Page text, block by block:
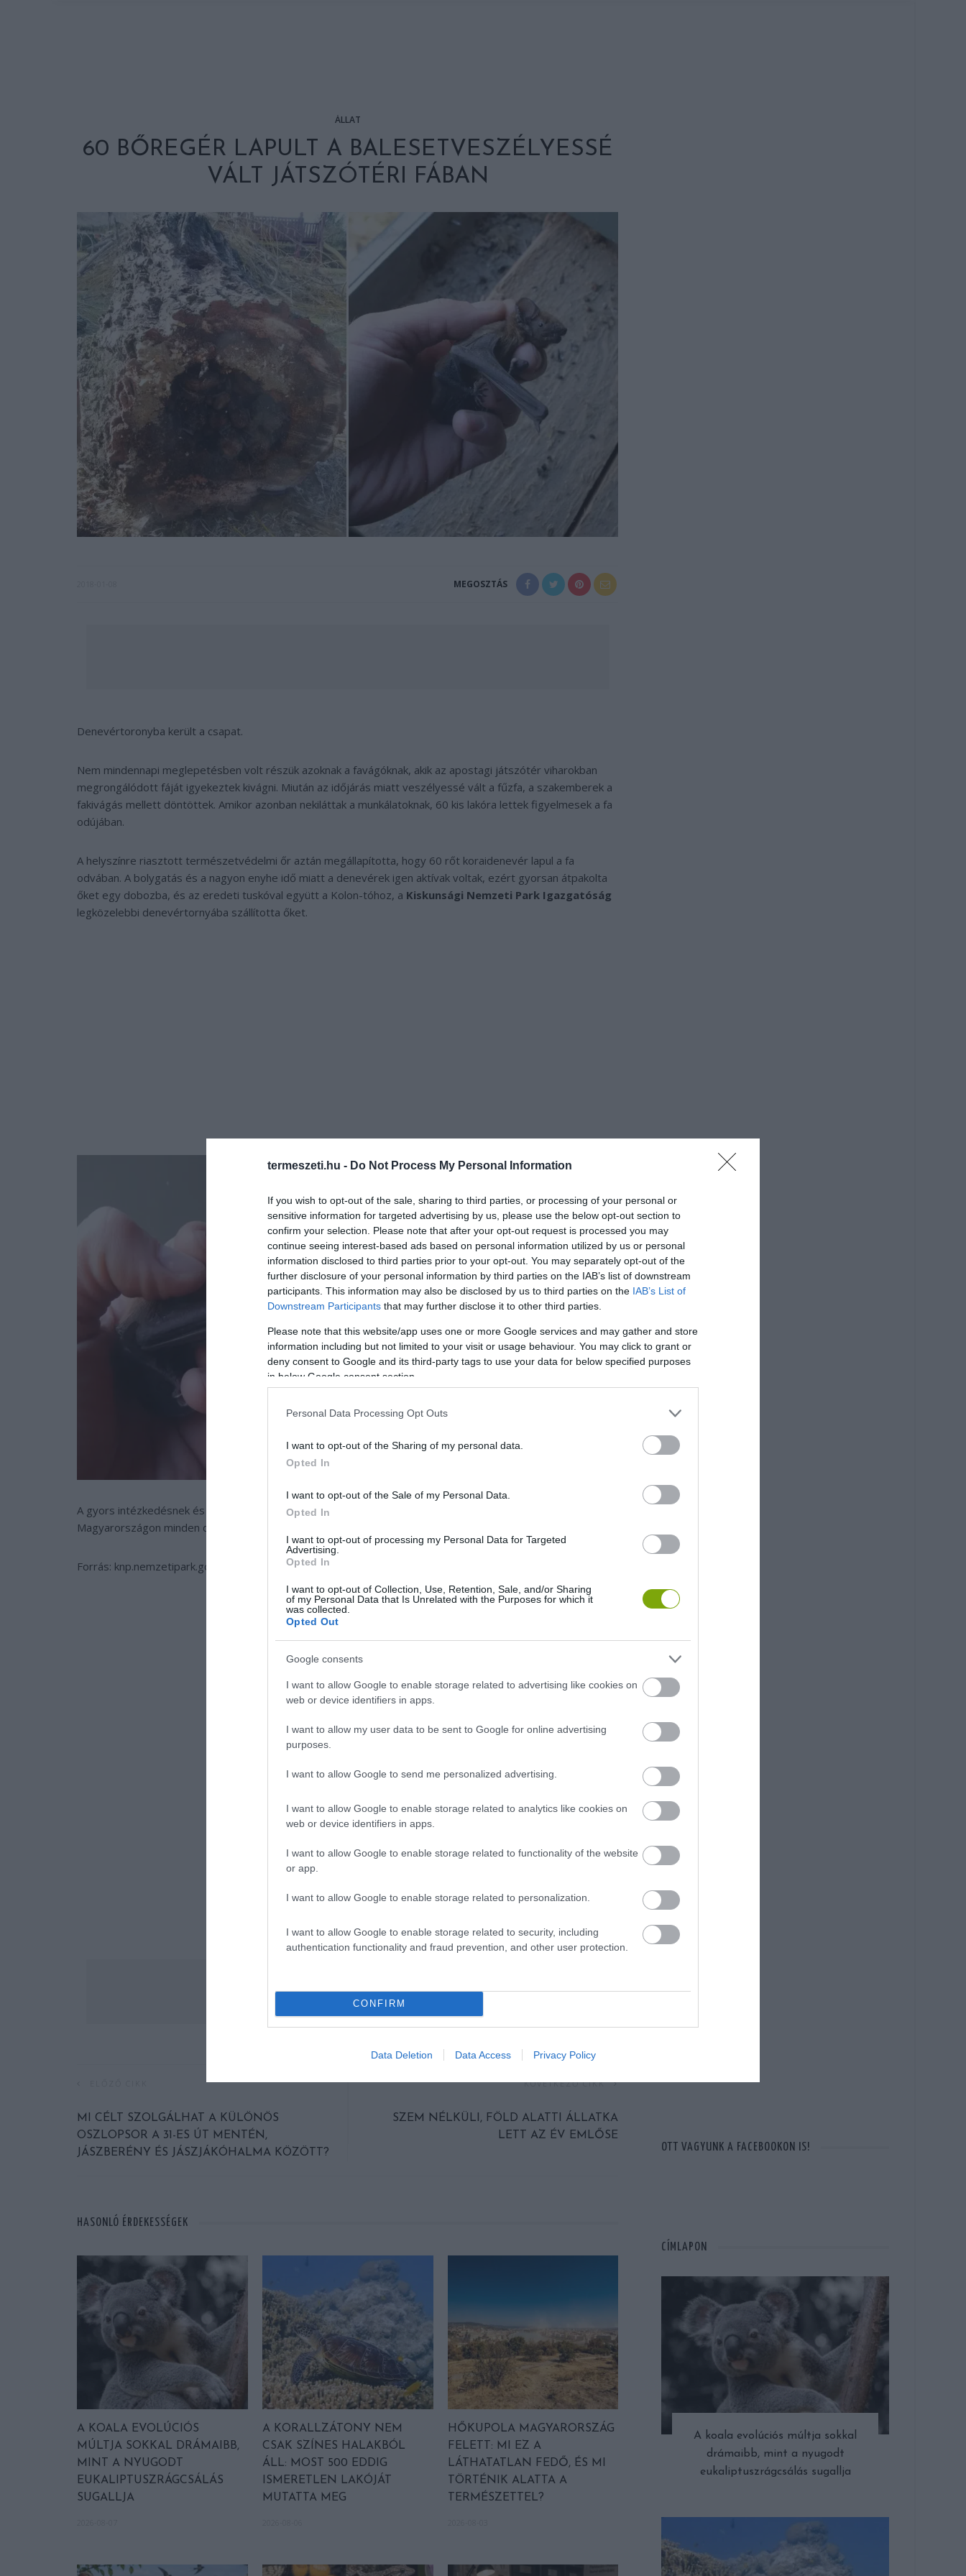
termeszeti.hu - Do Not Process My Personal Information
If you wish to opt-out of the sale, sharing to third parties, or processing of your personal or
sensitive information for targeted advertising by us, please use the below opt-out section to
confirm your selection. Please note that after your opt-out request is processed you may
continue seeing interest-based ads based on personal information utilized by us or personal
information disclosed to third parties prior to your opt-out. You may separately opt-out of the
further disclosure of your personal information by third parties on the IAB’s list of downstream
participants. This information may also be disclosed by us to third parties on the IAB’s List of
Downstream Participants that may further disclose it to other third parties.
Please note that this website/app uses one or more Google services and may gather and store
information including but not limited to your visit or usage behaviour. You may click to grant or
deny consent to Google and its third-party tags to use your data for below specified purposes
in below Google consent section.
Personal Data Processing Opt Outs
I want to opt-out of the Sharing of my personal data.
Opted In
I want to opt-out of the Sale of my Personal Data.
Opted In
I want to opt-out of processing my Personal Data for Targeted
Advertising.
Opted In
I want to opt-out of Collection, Use, Retention, Sale, and/or Sharing
of my Personal Data that Is Unrelated with the Purposes for which it
was collected.
Opted Out
Google consents
I want to allow Google to enable storage related to advertising like cookies on
web or device identifiers in apps.
I want to allow my user data to be sent to Google for online advertising
purposes.
I want to allow Google to send me personalized advertising.
I want to allow Google to enable storage related to analytics like cookies on
web or device identifiers in apps.
I want to allow Google to enable storage related to functionality of the website
or app.
I want to allow Google to enable storage related to personalization.
I want to allow Google to enable storage related to security, including
authentication functionality and fraud prevention, and other user protection.
CONFIRM
Data Deletion Data Access Privacy Policy
ÁLLAT
60 BŐREGÉR LAPULT A BALESETVESZÉLYESSÉ
VÁLT JÁTSZÓTÉRI FÁBAN
MEGOSZTÁS
Denevértoronyba került a csapat.
Nem mindennapi meglepetésben volt részük azoknak a favágóknak, akik az apostagi játszótér viharokban
megrongálódott fáját igyekeztek kivágni. Miután az időjárás miatt veszélyessé vált a fűzfa, a szakemberek a
fakivágás mellett döntöttek. Amikor azonban nekiláttak a munkálatoknak, 60 kis lakóra lettek figyelmesek a fa
odújában.
A helyszínre riasztott természetvédelmi őr aztán megállapította, hogy 60 rőt koraidenevér lapul a fa
odvában. A bolygatás és a nagyon enyhe idő miatt a denevérek igen aktívak voltak, ezért gyorsan átpakolta
őket egy dobozba, és az eredeti tuskóval együtt a Kolon-tóhoz, a Kiskunsági Nemzeti Park Igazgatóság
legközelebbi denevértornyába szállította őket.
A gyors intézkedésnek és összefogásnak hála a bőregerek most már biztonságban telelhetnek tovább.
Magyarországon minden denevérfaj – beleértve a rőt koraidenevért is – védett vagy fokozottan védett.
Forrás: knp.nemzetipark.gov.hu
MI CÉLT SZOLGÁLHAT A KÜLÖNÖS
OSZLOPSOR A 31-ES ÚT MENTÉN,
JÁSZBERÉNY ÉS JÁSZJÁKÓHALMA KÖZÖTT?
KÖVETKEZŐ CIKK
SZEM NÉLKÜLI, FÖLD ALATTI ÁLLATKA
LETT AZ ÉV EMLŐSE
HASONLÓ ÉRDEKESSÉGEK
A KOALA EVOLÚCIÓS
MÚLTJA SOKKAL DRÁMAIBB,
MINT A NYUGODT
EUKALIPTUSZRÁGCSÁLÁS
SUGALLJA
A KORALLZÁTONY NEM
CSAK SZÍNES HALAKBÓL
ÁLL: MOST 500 EDDIG
ISMERETLEN LAKÓJÁT
MUTATTA MEG
HŐKUPOLA MAGYARORSZÁG
FELETT: MI EZ A
LÁTHATATLAN FEDŐ, ÉS MI
TÖRTÉNIK ALATTA A
TERMÉSZETTEL?
OTT VAGYUNK A FACEBOOKON IS!
CÍMLAPON
A koala evolúciós múltja sokkal
drámaibb, mint a nyugodt
eukaliptuszrágcsálás sugallja